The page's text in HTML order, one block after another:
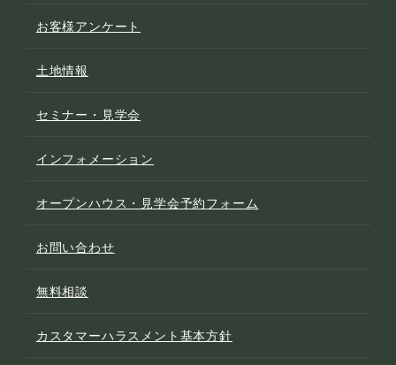
お客様アンケート
土地情報
セミナー・見学会
インフォメーション
オープンハウス・見学会予約フォーム
お問い合わせ
無料相談
カスタマーハラスメント基本方針